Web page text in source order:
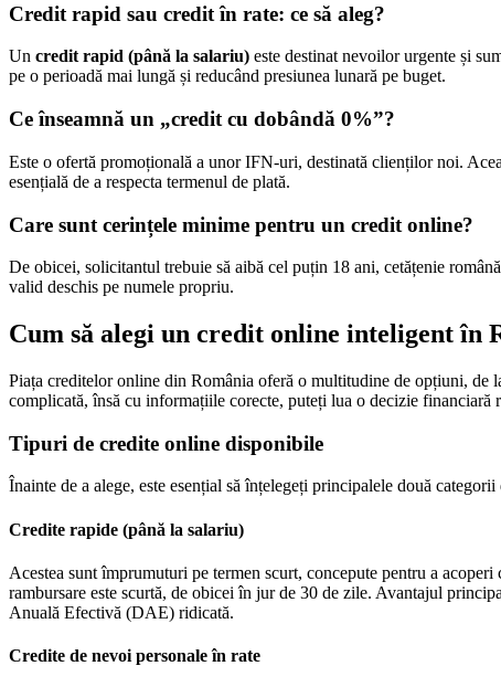
Credit rapid sau credit în rate: ce să aleg?
Un credit rapid (până la salariu) este destinat nevoilor urgente și
pe o perioadă mai lungă și reducând presiunea lunară pe buget.
Ce înseamnă un „credit cu dobândă 0%”?
Este o ofertă promoțională a unor IFN-uri, destinată clienților noi.
esențială de a respecta termenul de plată.
Care sunt cerințele minime pentru un credit online?
De obicei, solicitantul trebuie să aibă cel puțin 18 ani, cetățenie
valid deschis pe numele propriu.
Cum să alegi un credit online inteligent în
Piața creditelor online din România oferă o multitudine de opțiuni, de
complicată, însă cu informațiile corecte, puteți lua o decizie financiară
Tipuri de credite online disponibile
Înainte de a alege, este esențial să înțelegeți principalele două
Credite rapide (până la salariu)
Acestea sunt împrumuturi pe termen scurt, concepute pentru a
rambursare este scurtă, de obicei în jur de 30 de zile. Avantajul
Anuală Efectivă (DAE) ridicată.
Credite de nevoi personale în rate